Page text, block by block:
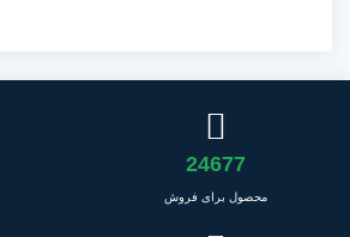
24677
محصول برای فروش